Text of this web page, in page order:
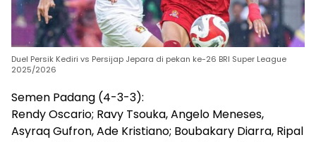
Duel Persik Kediri vs Persijap Jepara di pekan ke-26 BRI Super League
2025/2026
Semen Padang (4-3-3):
Rendy Oscario; Ravy Tsouka, Angelo Meneses,
Asyraq Gufron, Ade Kristiano; Boubakary Diarra, Ripal